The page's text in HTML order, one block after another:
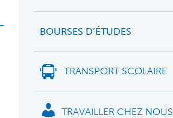
BOURSES D’ÉTUDES
TRANSPORT SCOLAIRE
TRAVAILLER CHEZ NOUS